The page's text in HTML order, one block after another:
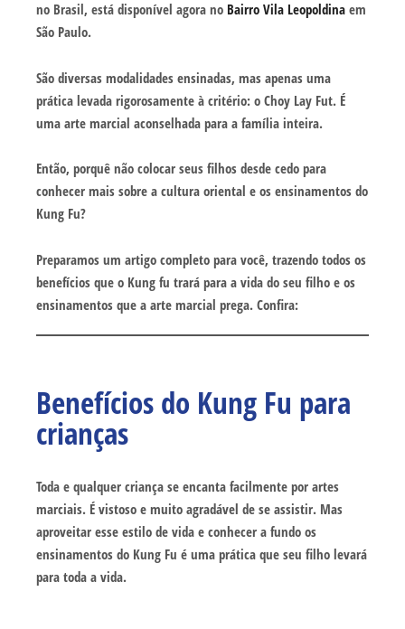
no Brasil, está disponível agora no Bairro Vila Leopoldina em
São Paulo.
São diversas modalidades ensinadas, mas apenas uma
prática levada rigorosamente à critério: o Choy Lay Fut. É
uma arte marcial aconselhada para a família inteira.
Então, porquê não colocar seus filhos desde cedo para
conhecer mais sobre a cultura oriental e os ensinamentos do
Kung Fu?
Preparamos um artigo completo para você, trazendo todos os
benefícios que o Kung fu trará para a vida do seu filho e os
ensinamentos que a arte marcial prega. Confira:
Benefícios do Kung Fu para
crianças
Toda e qualquer criança se encanta facilmente por artes
marciais. É vistoso e muito agradável de se assistir. Mas
aproveitar esse estilo de vida e conhecer a fundo os
ensinamentos do Kung Fu é uma prática que seu filho levará
para toda a vida.